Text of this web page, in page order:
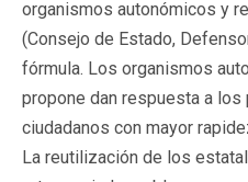
organismos autonómicos y
(Consejo de Estado,
fórmula. Los organismos
propone dan respuesta a
ciudadanos con mayor
La reutilización de los